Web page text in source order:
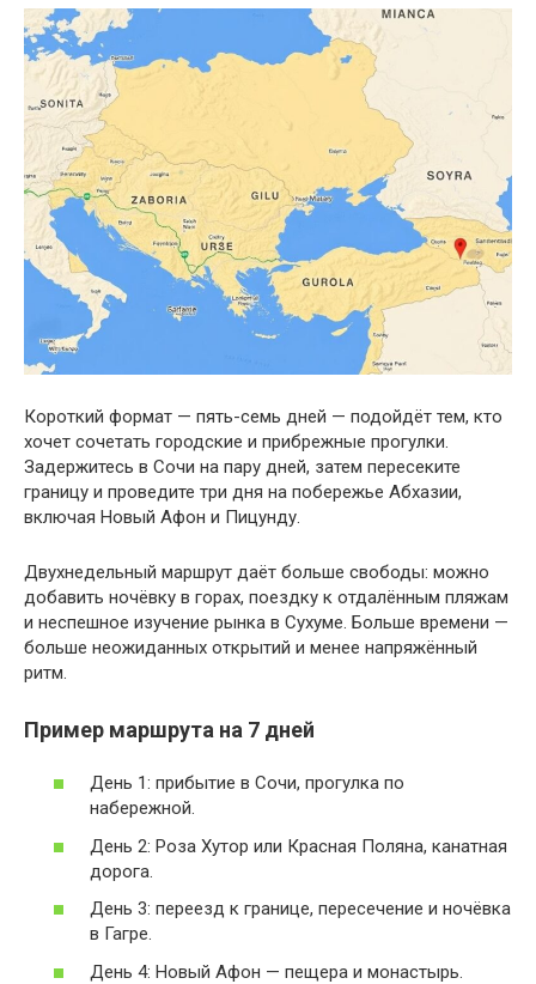
Короткий формат — пять-семь дней — подойдёт тем, кто
хочет сочетать городские и прибрежные прогулки.
Задержитесь в Сочи на пару дней, затем пересеките
границу и проведите три дня на побережье Абхазии,
включая Новый Афон и Пицунду.
Двухнедельный маршрут даёт больше свободы: можно
добавить ночёвку в горах, поездку к отдалённым пляжам
и неспешное изучение рынка в Сухуме. Больше времени —
больше неожиданных открытий и менее напряжённый
ритм.
Пример маршрута на 7 дней
День 1: прибытие в Сочи, прогулка по
набережной.
День 2: Роза Хутор или Красная Поляна, канатная
дорога.
День 3: переезд к границе, пересечение и ночёвка
в Гагре.
День 4: Новый Афон — пещера и монастырь.